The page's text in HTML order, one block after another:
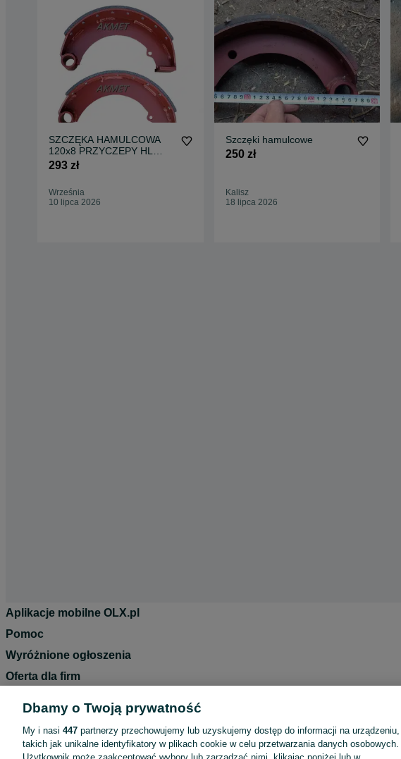
SZCZĘKA HAMULCOWA
120x8 PRZYCZEPY HL
6011 HW 8011 rozrzutnik T-
293 zł
Września
10 lipca 2026
Szczęki hamulcowe
250 zł
Kalisz
18 lipca 2026
Aplikacje mobilne OLX.pl
Pomoc
Wyróżnione ogłoszenia
Oferta dla firm
Regulamin
Polityka prywatności
Dbamy o Twoją prywatność
My i nasi 447 partnerzy przechowujemy lub uzyskujemy dostęp do informacji na urządzeniu,
takich jak unikalne identyfikatory w plikach cookie w celu przetwarzania danych osobowych.